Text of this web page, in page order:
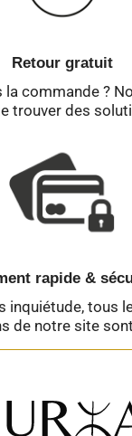
Retour gratuit
la commande ?
trouver des
rapide &
inquiétude, tous
de notre site